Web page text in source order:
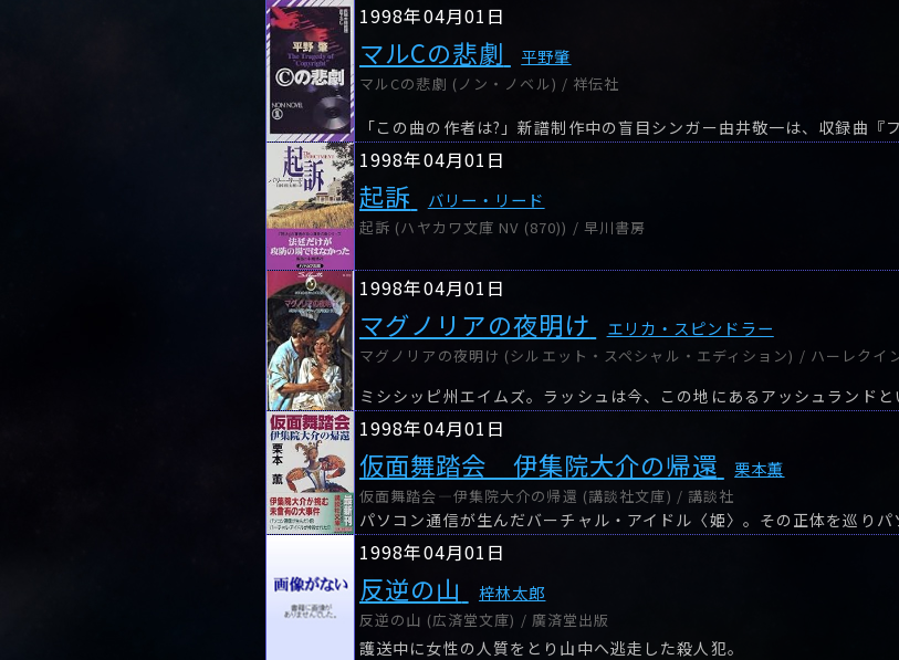
1998年04月01日
マルCの悲劇 平野肇
マルCの悲劇 (ノン・ノベル) / 祥伝社
1998年04月01日
起訴 バリー・リード
起訴 (ハヤカワ文庫 NV (870)) / 早川書房
1998年04月01日
マグノリアの夜明け エリカ・スピンドラー
マグノリアの夜明け (シルエット・スペシャル・エディション) / ハーレクイ
1998年04月01日
仮面舞踏会 伊集院大介の帰還 栗本薫
仮面舞踏会―伊集院大介の帰還 (講談社文庫) / 講談社
1998年04月01日
反逆の山 梓林太郎
反逆の山 (広済堂文庫) / 廣済堂出版
護送中に女性の人質をとり山中へ逃走した殺人犯。